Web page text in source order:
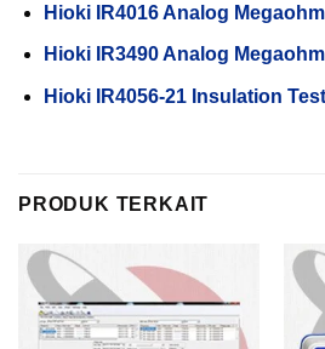
Hioki IR4016 Analog
Hioki IR3490Analog
Hioki IR4056-21 Insulation
PRODUK TERKAIT